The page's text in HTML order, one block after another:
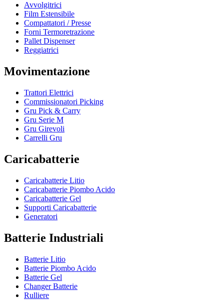
Avvolgitrici
Film Estensibile
Compattatori / Presse
Forni Termoretrazione
Pallet Dispenser
Reggiatrici
Movimentazione
Trattori Elettrici
Commissionatori Picking
Gru Pick & Carry
Gru Serie M
Gru Girevoli
Carrelli Gru
Caricabatterie
Caricabatterie Litio
Caricabatterie Piombo Acido
Caricabatterie Gel
Supporti Caricabatterie
Generatori
Batterie Industriali
Batterie Litio
Batterie Piombo Acido
Batterie Gel
Changer Batterie
Rulliere